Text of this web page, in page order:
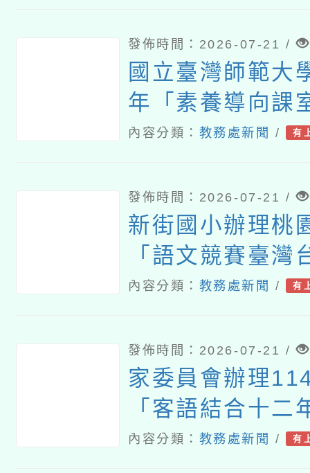
發佈時間：2026-07-21 /
國立臺灣師範大
年「素養導向課
建置暨推廣計畫
內容分類： 教務處新聞 / 有
發佈時間：2026-07-21 /
新街國小辦理桃
「語文競賽臺灣
演說及演說組選
內容分類： 教務處新聞 / 有
發佈時間：2026-07-21 /
家委員會辦理
「客語結合十二
課程」及「客語
內容分類： 教務處新聞 / 有